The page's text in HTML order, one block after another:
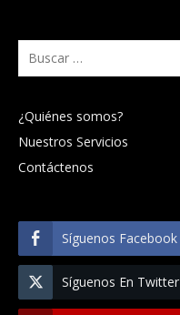
Buscar:
¿Quiénes somos?
Nuestros Servicios
Contáctenos
Síguenos Facebook
Síguenos En Twitter